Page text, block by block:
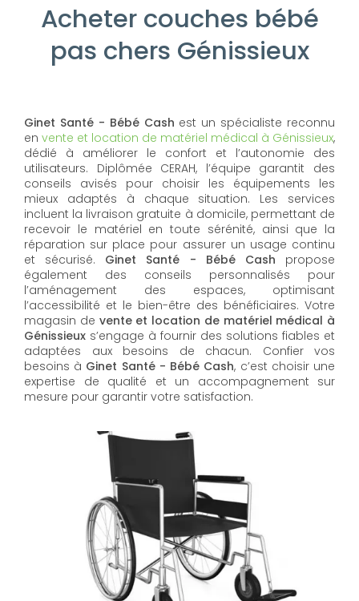
Acheter couches bébé
pas chers Génissieux
Ginet Santé - Bébé Cash est un spécialiste reconnu
en vente et location de matériel médical à Génissieux,
dédié à améliorer le confort et l’autonomie des
utilisateurs. Diplômée CERAH, l’équipe garantit des
conseils avisés pour choisir les équipements les
mieux adaptés à chaque situation. Les services
incluent la livraison gratuite à domicile, permettant de
recevoir le matériel en toute sérénité, ainsi que la
réparation sur place pour assurer un usage continu
et sécurisé. Ginet Santé - Bébé Cash propose
également des conseils personnalisés pour
l’aménagement des espaces, optimisant
l’accessibilité et le bien-être des bénéficiaires. Votre
magasin de vente et location de matériel médical à
Génissieux s’engage à fournir des solutions fiables et
adaptées aux besoins de chacun. Confier vos
besoins à Ginet Santé - Bébé Cash, c’est choisir une
expertise de qualité et un accompagnement sur
mesure pour garantir votre satisfaction.